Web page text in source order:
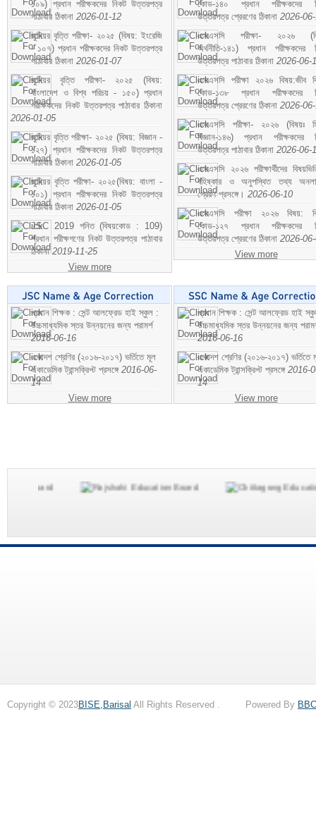
১০৯) প্রধান পরীক্ষকদের নিকট উত্তরপত্র
পাঠাবার ঠিকানা 2026-01-12
জুনিয়র বৃত্তি পরীক্ষা- ২০২৫ (বিষয়: ইংরেজি
- ১০৭) প্রধান পরীক্ষকদের নিকট উত্তরপত্র
পাঠাবার ঠিকানা 2026-01-07
জুনিয়র বৃত্তি পরীক্ষা- ২০২৫ (বিষয়:
বাংলাদেশ ও বিশ্ব পরিচয় - ১৫০) প্রধান
পরীক্ষকদের নিকট উত্তরপত্র পাঠাবার ঠিকানা
2026-01-05
জুনিয়র বৃত্তি পরীক্ষা- ২০২৫ (বিষয়: বিজ্ঞান -
১২৭) প্রধান পরীক্ষকদের নিকট উত্তরপত্র
পাঠাবার ঠিকানা 2026-01-05
জুনিয়র বৃত্তি পরীক্ষা- ২০২৫(বিষয়: বাংলা -
১০১) প্রধান পরীক্ষকদের নিকট উত্তরপত্র
পাঠাবার ঠিকানা 2026-01-05
JSC 2019 গনিত (বিষয়কোড : 109)
প্রধান পরীক্ষগণের নিকট উত্তরপত্র পাঠাবার
ঠিকানা2019-11-25
View more
কোড-১৪০ প্রধান পরীক্ষকদের
উত্তরপত্র প্রেরণের ঠিকানা 2026-
এসএসসি পরীক্ষা- ২০২৬
অর্থনীতি-১৪১) প্রধান পরীক্ষকদের
উত্তরপত্র পাঠাবার ঠিকানা 2026-06-
এসএসসি পরীক্ষা ২০২৬ বিষয়:জীব
কোড-১৩৮ প্রধান পরীক্ষকদের
উত্তরপত্র প্রেরণের ঠিকানা 2026-
এসএসসি পরীক্ষা- ২০২৬ (বিষয়ঃ
বিজ্ঞান-১৪৬) প্রধান পরীক্ষকদের
উত্তরপত্র পাঠাবার ঠিকানা 2026-06-
এসএসসি ২০২৬ পরীক্ষার্থীদের
বহিষ্কার ও অনুপস্থিত তথ্য
প্রেরণ প্রসঙ্গে। 2026-06-10
এসএসসি পরীক্ষা ২০২৬ বিষয়:
কোড-১২৭ প্রধান পরীক্ষকদের
উত্তরপত্র প্রেরণের ঠিকানা 2026-
View more
প্রধান শিক্ষক : সেন্ট আলফ্রেড হাই স্কুল :
উচ্চমাধ্যমিক স্তর উন্নয়নের জন্য পরামর্শ
2016-06-16
একাদশ শ্রেণির (২০১৬-২০১৭) ভর্তিতে মূল
একাডেমিক ট্রান্সক্রিপ্ট প্রসঙ্গে 2016-06-
14
View more
প্রধান শিক্ষক : সেন্ট আলফ্রেড হাই
উচ্চমাধ্যমিক স্তর উন্নয়নের জন্য
2016-06-16
একাদশ শ্রেণির (২০১৬-২০১৭) ভর্তিতে
একাডেমিক ট্রান্সক্রিপ্ট প্রসঙ্গে 2016-
14
View more
Copyright © 2023BISE,Barisal All Rights Reserved . Powered By